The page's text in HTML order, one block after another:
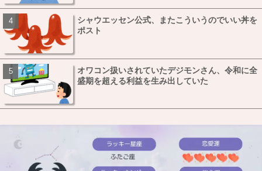
シャウエッセン公式、またこういうのでいい丼を
ポスト
オワコン扱いされていたデジモンさん、令和に全
盛期を超える利益を生み出していた